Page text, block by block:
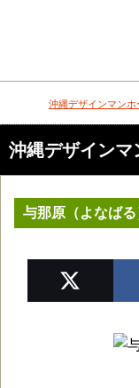
DEEokinawaトップ
沖縄デザインマンホ
沖縄デザインマ
与那原（よなば